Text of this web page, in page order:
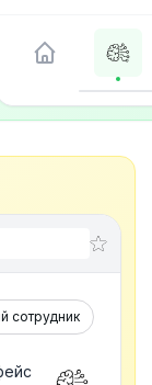
сотрудник